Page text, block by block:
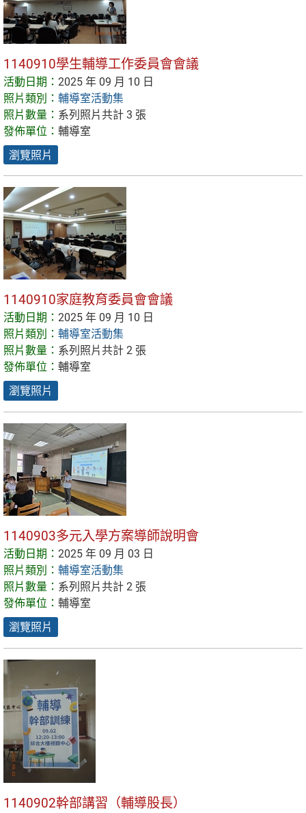
1140910學生輔導工作委員會會議
活動日期： 2025 年 09 月 10 日
照片類別： 輔導室活動集
照片數量： 系列照片共計 3 張
發佈單位： 輔導室
瀏覽照片
1140910家庭教育委員會會議
活動日期： 2025 年 09 月 10 日
照片類別： 輔導室活動集
照片數量： 系列照片共計 2 張
發佈單位： 輔導室
瀏覽照片
1140903多元入學方案導師說明會
活動日期： 2025 年 09 月 03 日
照片類別： 輔導室活動集
照片數量： 系列照片共計 2 張
發佈單位： 輔導室
瀏覽照片
1140902幹部講習（輔導股長）